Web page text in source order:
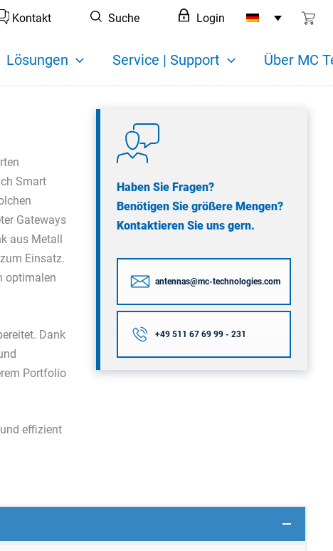
Kontakt Suche Login
Lösungen Service | Support Über MC
Smart
Gateways
aus Metall
Einsatz.
optimalen
Dank
Portfolio
effizient
Haben Sie Fragen?
Benötigen Sie größere Mengen?
Kontaktieren Sie uns gern.
antennas@mc-technologies.com
+49 511 67 69 99 - 231